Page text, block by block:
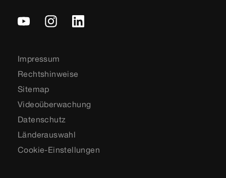
Impressum
Rechtshinweise
Sitemap
Videoüberwachung
Datenschutz
Länderauswahl
Cookie-Einstellungen